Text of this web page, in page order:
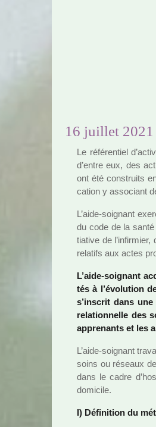
16 juillet 2021
Le réfé­ren­tiel
d’entre eux, des
ont été cons­truits
ca­tion y asso­ciant
L’aide-soi­gnant
du code de la
tia­tive de
rela­tifs aux actes
L’aide-soi­gnant
tés à l’évolution
s’ins­crit dans
rela­tion­nelle des
appre­nants et les
L’aide-soi­gnant
soins ou réseaux
dans le cadre
domi­cile.
I) Définition du